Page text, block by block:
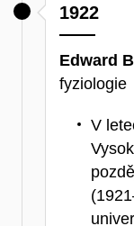
1922
Edward
fyziologie
V